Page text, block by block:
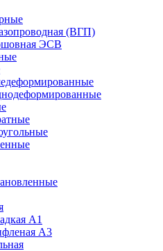
(ВГП)
ЭСВ
А1
А3